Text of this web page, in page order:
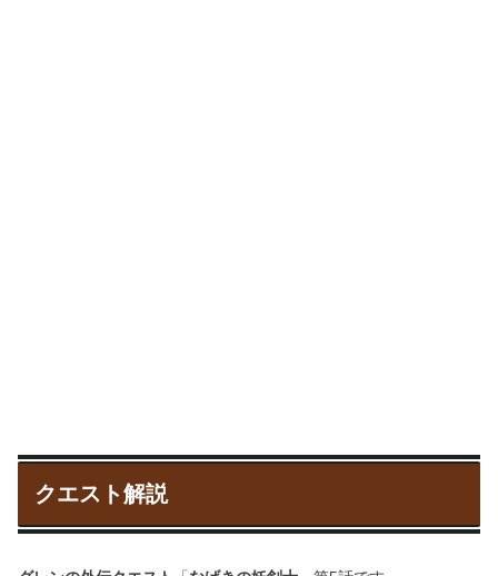
クエスト解説